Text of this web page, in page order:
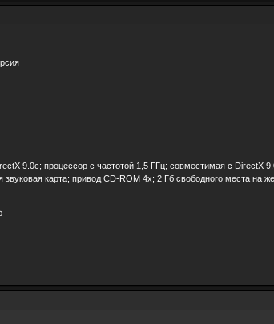
9.0с; процессор с частотой 1,5 ГГц; совместимая с DirectX
карта; привод CD-ROM 4x; 2 Гб свободного места на